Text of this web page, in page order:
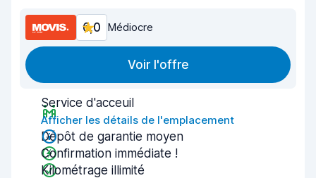
6,0 Médiocre
Voir l'offre
Service d'acceuil
Afficher les détails de l'emplacement
Dépôt de garantie moyen
Confirmation immédiate !
Kilométrage illimité